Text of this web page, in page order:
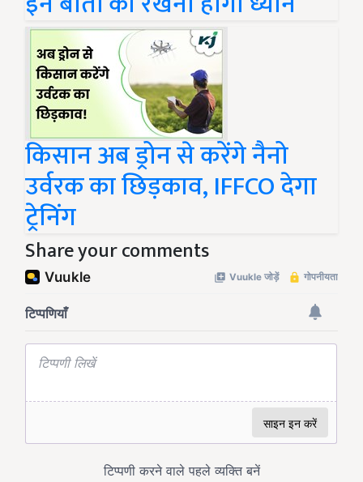
किसान अब ड्रोन से करेंगे नैनो
उर्वरक का छिड़काव, IFFCO देगा
ट्रेनिंग
Share your comments